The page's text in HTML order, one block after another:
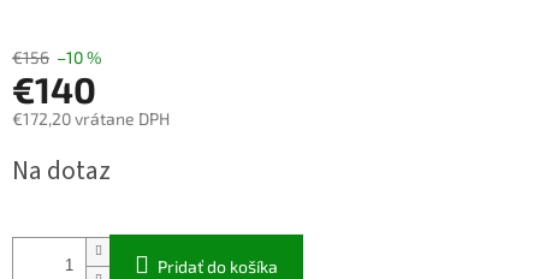
€156 –10 %
€140
€172,20 vrátane DPH
cena:
Na dotaz
Pridať do košíka